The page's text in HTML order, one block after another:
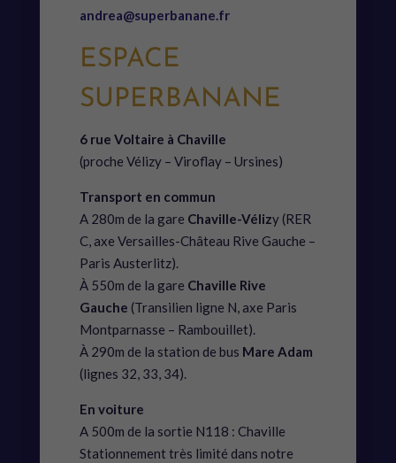
andrea@superbanane.fr
ESPACE
SUPERBANANE
6 rue Voltaire à Chaville
(proche Vélizy – Viroflay – Ursines)
Transport en commun
A 280m de la gare Chaville-Vélizy (RER
C, axe Versailles-Château Rive Gauche –
Paris Austerlitz).
À 550m de la gare Chaville Rive
Gauche (Transilien ligne N, axe Paris
Montparnasse – Rambouillet).
À 290m de la station de bus Mare Adam
(lignes 32, 33, 34).
En voiture
A 500m de la sortie N118 : Chaville
Stationnement très limité dans notre